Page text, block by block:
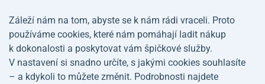
Vodní sporty
Sportovní oblečení a doplňky
Záleží nám na tom, abyste se k nám rádi vraceli. Proto
používáme cookies, které nám pomáhají ladit nákup
k dokonalosti a poskytovat vám špičkové služby.
V nastavení si snadno určíte, s jakými cookies souhlasíte
– a kdykoli to můžete změnit. Podrobnosti najdete